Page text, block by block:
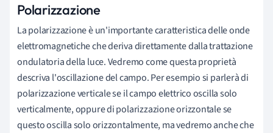
Polarizzazione
La polarizzazione è un'importante caratteristica delle onde
elettromagnetiche che deriva direttamente dalla trattazione
ondulatoria della luce. Vedremo come questa proprietà
descriva l'oscillazione del campo. Per esempio si parlerà di
polarizzazione verticale se il campo elettrico oscilla solo
verticalmente, oppure di polarizzazione orizzontale se
questo oscilla solo orizzontalmente, ma vedremo anche che